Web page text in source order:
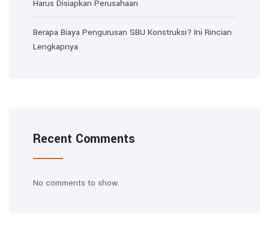
Harus Disiapkan Perusahaan
Berapa Biaya Pengurusan SBU Konstruksi? Ini Rincian
Lengkapnya
Recent Comments
No comments to show.